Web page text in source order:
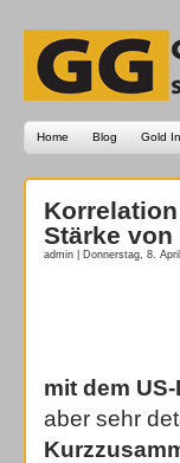
Home Blog Gold
Stärke von
admin | Donnerstag, 8.
mit dem
aber sehr